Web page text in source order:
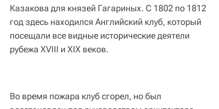
Казакова для князей Гагариных. С 1802 по 1812
год здесь находился Английский клуб, который
посещали все видные исторические деятели
рубежа XVIII и XIX веков.
Во время пожара клуб сгорел, но был